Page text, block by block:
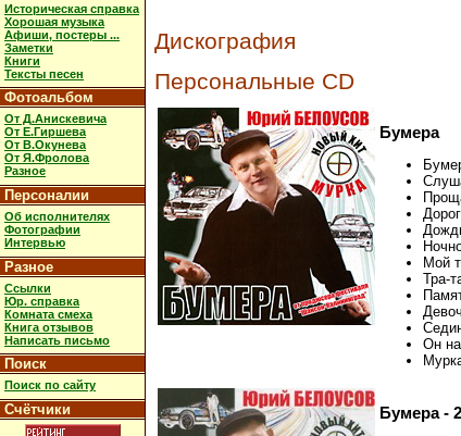
Историческая справка
Хорошая музыка
Афиши, постеры ...
Заметки
Книги
Тексты песен
Фотоальбом
От Д.Анискевича
От Е.Гиршева
От В.Окунева
От Я.Фролова
Разное
Персоналии
Об исполнителях
Фотографии
Интервью
Разное
Ссылки
Юр. справка
Комната смеха
Книга отзывов
Написать письмо
Поиск
Поиск по сайту
Счётчики
Дискография
Персональные CD
Бумера
Мой
Тра-
Он
Бумера -